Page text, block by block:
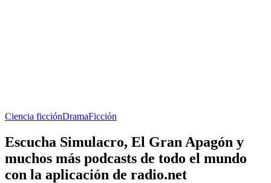
Ciencia ficciónDramaFicción
Escucha Simulacro, El Gran Apagón y
muchos más podcasts de todo el mundo
con la aplicación de radio.net